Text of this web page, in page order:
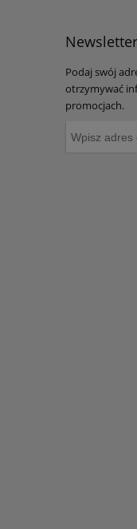
Newsletter
Podaj swój
otrzymywać
promocjach.